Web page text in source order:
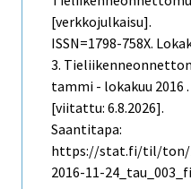
[verkkojulkaisu].
ISSN=1798-758X.
3.
tammi - lokakuu 2016
[viitattu: 6.8.2026].
Saantitapa:
https://stat.fi/til/ton/
2016-11-